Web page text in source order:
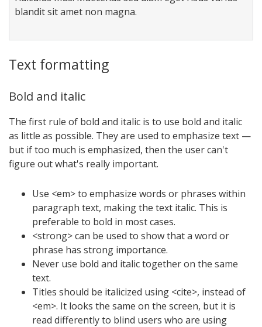
blandit sit amet non magna.
Text formatting
Bold and italic
The first rule of bold and italic is to use bold and italic
as little as possible. They are used to emphasize text —
but if too much is emphasized, then the user can't
figure out what's really important.
Use <em> to emphasize words or phrases within
paragraph text, making the text italic. This is
preferable to bold in most cases.
<strong> can be used to show that a word or
phrase has strong importance.
Never use bold and italic together on the same
text.
Titles should be italicized using <cite>, instead of
<em>. It looks the same on the screen, but it is
read differently to blind users who are using